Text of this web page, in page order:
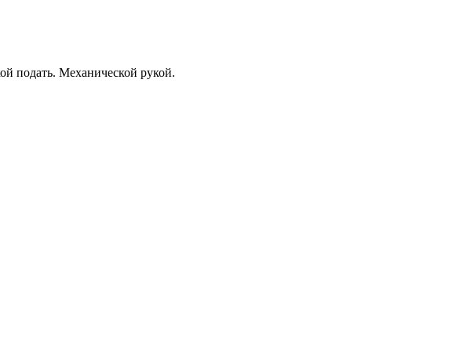
подать. Механической рукой.